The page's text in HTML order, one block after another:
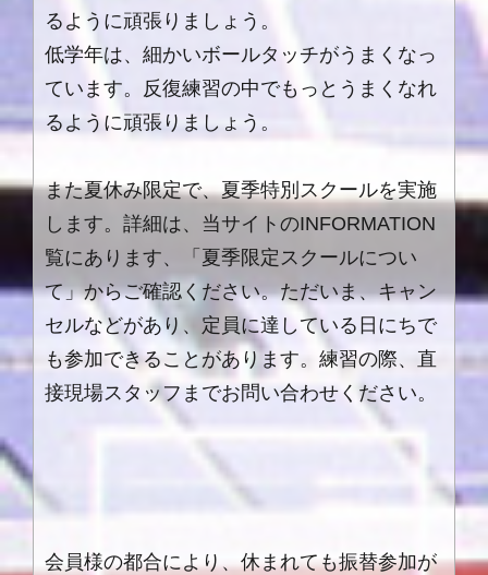
るように頑張りましょう。
低学年は、細かいボールタッチがうまくなっ
ています。反復練習の中でもっとうまくなれ
るように頑張りましょう。
また夏休み限定で、夏季特別スクールを実施
します。詳細は、当サイトのINFORMATION
覧にあります、「夏季限定スクールについ
て」からご確認ください。ただいま、キャン
セルなどがあり、定員に達している日にちで
も参加できることがあります。練習の際、直
接現場スタッフまでお問い合わせください。
会員様の都合により、休まれても振替参加が